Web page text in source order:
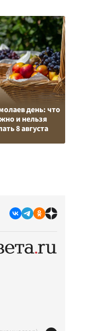
день: что
и нельзя
8 августа